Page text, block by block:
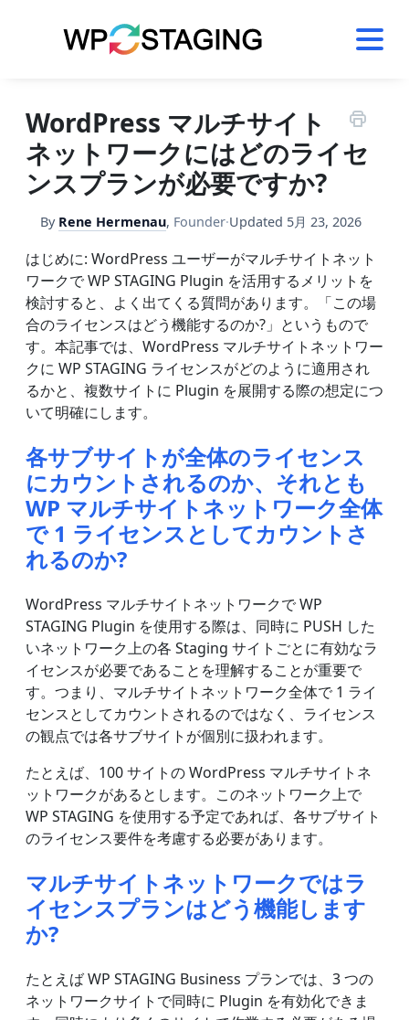
WordPress マルチサイト
ネットワークにはどのライセ
ンスプランが必要ですか?
By Rene Hermenau, Founder·Updated 5月 23, 2026
はじめに: WordPress ユーザーがマルチサイトネット
ワークで WP STAGING Plugin を活用するメリットを
検討すると、よく出てくる質問があります。「この場
合のライセンスはどう機能するのか?」というもので
す。本記事では、WordPress マルチサイトネットワー
クに WP STAGING ライセンスがどのように適用され
るかと、複数サイトに Plugin を展開する際の想定につ
いて明確にします。
各サブサイトが全体のライセンス
にカウントされるのか、それとも
WP マルチサイトネットワーク全体
で 1 ライセンスとしてカウントさ
れるのか?
WordPress マルチサイトネットワークで WP
STAGING Plugin を使用する際は、同時に PUSH した
いネットワーク上の各 Staging サイトごとに有効なラ
イセンスが必要であることを理解することが重要で
す。つまり、マルチサイトネットワーク全体で 1 ライ
センスとしてカウントされるのではなく、ライセンス
の観点では各サブサイトが個別に扱われます。
たとえば、100 サイトの WordPress マルチサイトネ
ットワークがあるとします。このネットワーク上で
WP STAGING を使用する予定であれば、各サブサイト
のライセンス要件を考慮する必要があります。
マルチサイトネットワークではラ
イセンスプランはどう機能します
か?
たとえば WP STAGING Business プランでは、3 つの
ネットワークサイトで同時に Plugin を有効化できま